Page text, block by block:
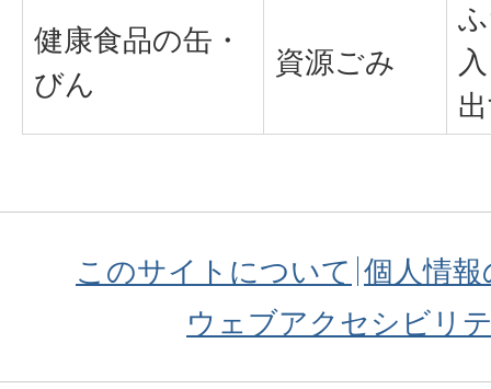
健康食品の缶・
びん
資源ごみ
このサイトについて 個人情
ウェブアクセシビリ